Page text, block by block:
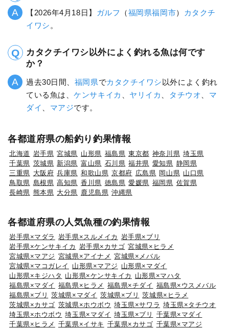
【2026年4月18日】 ガルフ （福岡県福岡市）
カタクチ
イワシ 。
カタクチイワシ以外によく釣れる魚は何です
か？
過去30日間、 福岡県でカタクチイワシ 以外によく釣れ
ている魚は、ケンサキイカ ヤリイカ タチウオ
マ
ダイ
マアジです。
各都道府県の船釣り釣果情報
北海道 岩手県 宮城県 山形県 福島県 東京都 神奈川県 埼玉県
千葉県 茨城県 新潟県 富山県 石川県 福井県 愛知県 静岡県
三重県 大阪府 兵庫県 和歌山県 京都府 広島県 岡山県 山口県
鳥取県 島根県 高知県 香川県 徳島県 愛媛県 福岡県 佐賀県
長崎県 熊本県 大分県 鹿児島県 沖縄県
各都道府県の人気魚種の釣果情報
岩手県×マダラ 岩手県×スルメイカ 岩手県×ブリ
岩手県×ケンサキイカ 岩手県×カサゴ 宮城県×ヒラメ
宮城県×マアジ 宮城県×アイナメ 宮城県×メバル
宮城県×マコガレイ
山形県×マアジ 山形県×マダイ
山形県×キジハタ 山形県×ケンサキイカ
山形県×マハタ
福島県×マダイ 福島県×ヒラメ 福島県×チダイ 福島県×ウスメバル
福島県×ブリ
茨城県×マダイ 茨城県×ブリ
茨城県×ヒラメ
茨城県×カサゴ 茨城県×ホウボウ 埼玉県×サワラ 埼玉県×タチウオ
埼玉県×ホウボウ 埼玉県×マダイ 埼玉県×ブリ
千葉県×マダイ
千葉県×ヒラメ 千葉県×イサキ 千葉県×カサゴ 千葉県×マアジ